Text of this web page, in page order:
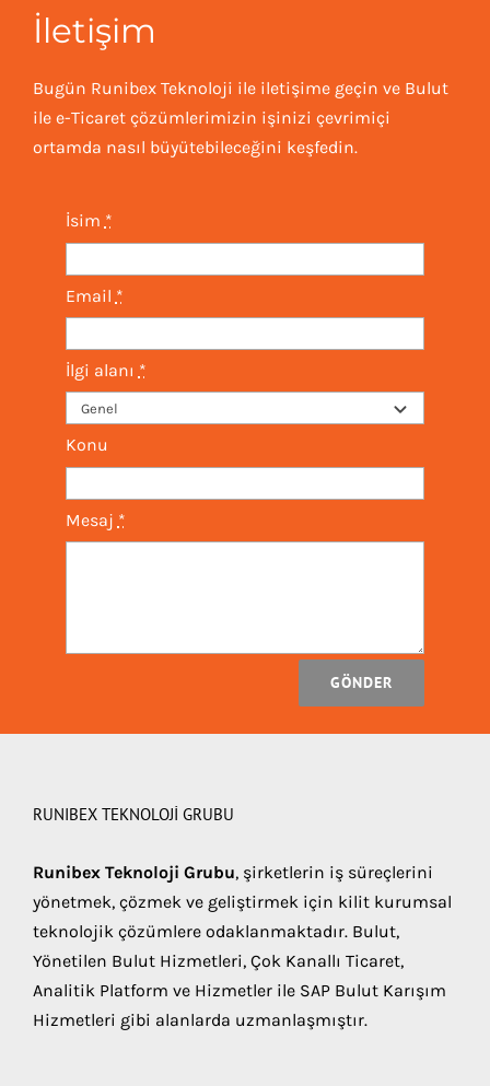
İletişim
Bugün Runibex Teknoloji ile iletişime geçin ve Bulut
ile e-Ticaret çözümlerimizin işinizi çevrimiçi
ortamda nasıl büyütebileceğini keşfedin.
İsim *
Email *
İlgi alanı *
Konu
Mesaj *
GÖNDER
RUNIBEX TEKNOLOJI GRUBU
Runibex Teknoloji Grubu, şirketlerin iş süreçlerini
yönetmek, çözmek ve geliştirmek için kilit kurumsal
teknolojik çözümlere odaklanmaktadır. Bulut,
Yönetilen Bulut Hizmetleri, Çok Kanallı Ticaret,
Analitik Platform ve Hizmetler ile SAP Bulut Karışım
Hizmetleri gibi alanlarda uzmanlaşmıştır.